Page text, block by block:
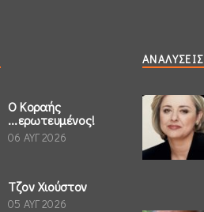
Ο Κοραής
...ερωτευμένος!
06 ΑΥΓ 2026
Τζον Χιούστον
05 ΑΥΓ 2026
ΑΝΑΛΎΣΕΙΣ